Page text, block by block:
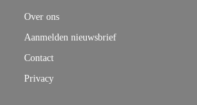
Over ons
Aanmelden nieuwsbrief
Contact
Privacy